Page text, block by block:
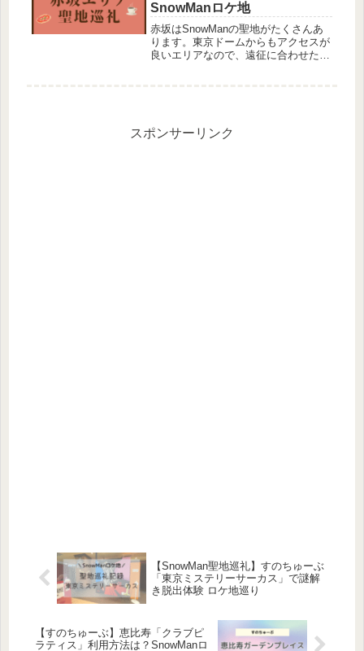
SnowManロケ地
赤坂はSnowManの聖地がたくさんあ
ります。東京ドームからもアクセスが
良いエリアなので、遠征に合わせた推
スポンサーリンク
【SnowMan聖地巡礼】すのちゅーぶ
「東京ミステリーサーカス」で謎解
き脱出体験 ロケ地巡り
【すのちゅーぶ】恵比寿「クラブピ
ラティス」利用方法は？SnowManロ